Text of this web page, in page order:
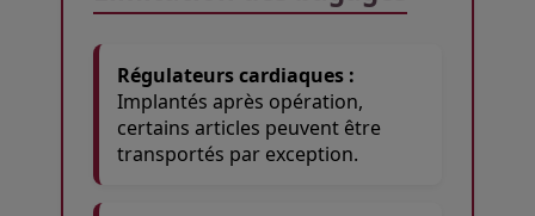
Régulateurs cardiaques :
Implantés après opération,
certains articles peuvent être
transportés par exception.